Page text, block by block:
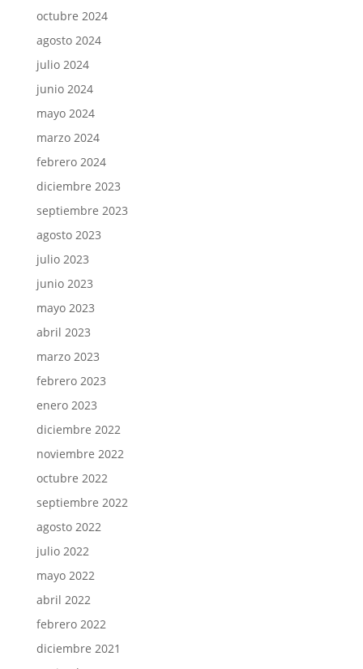
octubre 2024
agosto 2024
julio 2024
junio 2024
mayo 2024
marzo 2024
febrero 2024
diciembre 2023
septiembre 2023
agosto 2023
julio 2023
junio 2023
mayo 2023
abril 2023
marzo 2023
febrero 2023
enero 2023
diciembre 2022
noviembre 2022
octubre 2022
septiembre 2022
agosto 2022
julio 2022
mayo 2022
abril 2022
febrero 2022
diciembre 2021